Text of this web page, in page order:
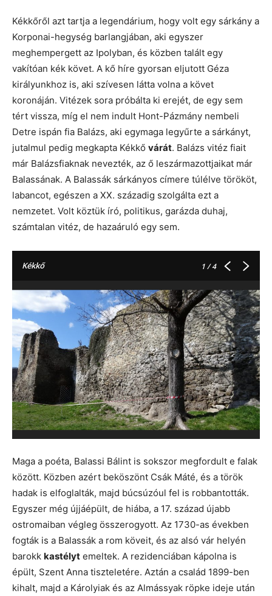
Kékkőről azt tartja a legendárium, hogy volt egy sárkány a
Korponai-hegység barlangjában, aki egyszer
meghempergett az Ipolyban, és közben talált egy
vakítóan kék követ. A kő híre gyorsan eljutott Géza
királyunkhoz is, aki szívesen látta volna a követ
koronáján. Vitézek sora próbálta ki erejét, de egy sem
tért vissza, míg el nem indult Hont-Pázmány nembeli
Detre ispán fia Balázs, aki egymaga legyűrte a sárkányt,
jutalmul pedig megkapta Kékkő várát. Balázs vitéz fiait
már Balázsfiaknak nevezték, az ő leszármazottjaikat már
Balassának. A Balassák sárkányos címere túlélve törököt,
labancot, egészen a XX. századig szolgálta ezt a
nemzetet. Volt köztük író, politikus, garázda duhaj,
számtalan vitéz, de hazaáruló egy sem.
Kékkő 1/ 4
Maga a poéta, Balassi Bálint is sokszor megfordult e falak
között. Közben azért beköszönt Csák Máté, és a török
hadak is elfoglalták, majd búcsúzóul fel is robbantották.
Egyszer még újjáépült, de hiába, a 17. század újabb
ostromaiban végleg összerogyott. Az 1730-as években
fogták is a Balassák a rom köveit, és az alsó vár helyén
barokk kastélyt emeltek. A rezidenciában kápolna is
épült, Szent Anna tiszteletére. Aztán a család 1899-ben
kihalt, majd a Károlyiak és az Almássyak röpke ideje után